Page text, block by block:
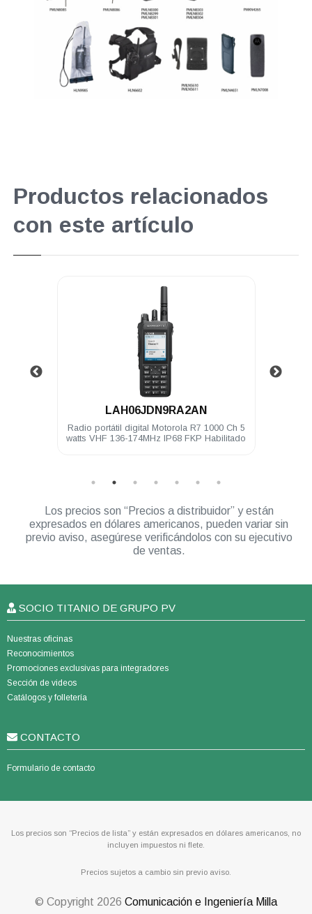
Productos relacionados
con este artículo
.
LAH06JDN9RA2AN
Radio portátil digital Motorola R7 1000 Ch 5
watts VHF 136-174MHz IP68 FKP Habilitado
Los precios son “Precios a distribuidor” y están
expresados en dólares americanos, pueden variar sin
previo aviso, asegúrese verificándolos con su ejecutivo
de ventas.
SOCIO TITANIO DE GRUPO PV
Nuestras oficinas
Reconocimientos
Promociones exclusivas para integradores
Sección de videos
Catálogos y folletería
CONTACTO
Formulario de contacto
Los precios son “Precios de lista” y están expresados en dólares americanos, no
incluyen impuestos ni flete.
Precios sujetos a cambio sin previo aviso.
© Copyright 2026 Comunicación e Ingeniería Milla